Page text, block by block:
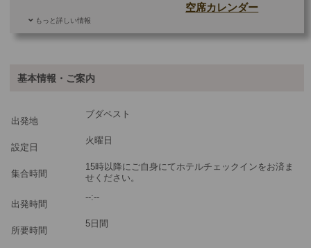
もっと詳しい情報
空席カレンダー
最少催行人数
ツアーコード 2604822
※3名様参加時＝3名様1室を手配します。
※2名様参加時＝2名様1室を手配します。
※1名様参加時＝1名様1室のを手配します。
基本情報・ご案内
出発地
ブダペスト
設定日
火曜日
集合時間
15時以降にご自身にてホテルチェックインをお済ま
せください。
出発時間
‐‐:‐‐
所要時間
5日間